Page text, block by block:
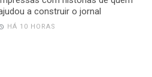
a construir o jornal
HÁ 10 HORAS